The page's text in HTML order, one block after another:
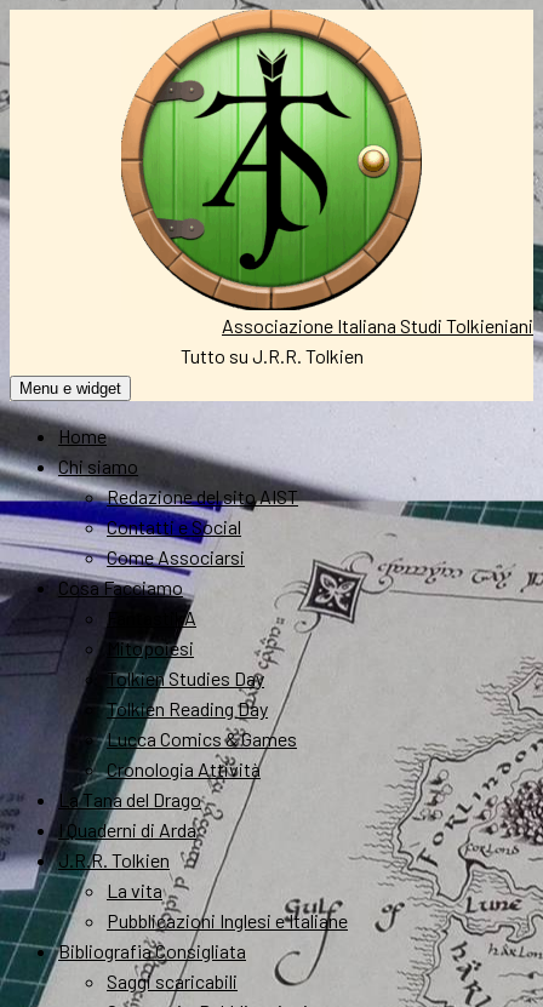
Associazione Italiana Studi Tolkieniani
Tutto su J.R.R. Tolkien
Menu e widget
Home
Chi siamo
Redazione del sito AIST
Contatti e Social
Come Associarsi
Cosa Facciamo
FantastikA
Mitopoiesi
Tolkien Studies Day
Tolkien Reading Day
Lucca Comics & Games
Cronologia Attività
La Tana del Drago
I Quaderni di Arda
J.R.R. Tolkien
La vita
Pubblicazioni Inglesi e Italiane
Bibliografia Consigliata
Saggi scaricabili